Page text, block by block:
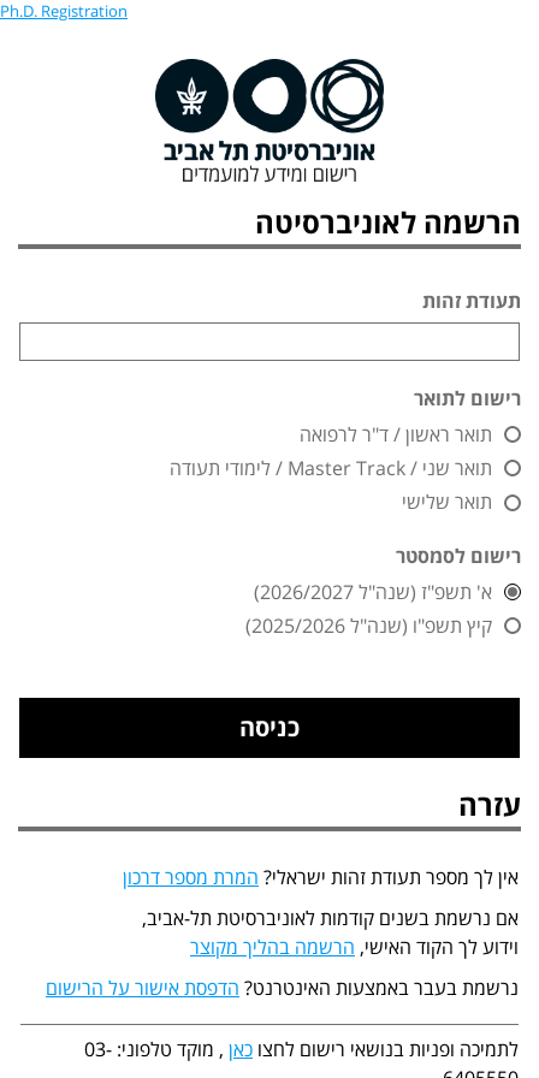
Ph.D. Registration
הרשמה לאוניברסיטה
תעודת זהות
רישום לתואר
תואר ראשון / ד"ר לרפואה
תואר שני / Master Track / לימודי תעודה
תואר שלישי
רישום לסמסטר
א' תשפ"ז (שנה"ל 2026/2027)
קיץ תשפ"ו (שנה"ל 2025/2026)
עזרה
אין לך מספר תעודת זהות ישראלי? המרת מספר דרכון
אם נרשמת בשנים קודמות לאוניברסיטת תל-אביב,
וידוע לך הקוד האישי, הרשמה בהליך מקוצר
נרשמת בעבר באמצעות האינטרנט? הדפסת אישור על הרישום
לתמיכה ופניות בנושאי רישום לחצו כאן
, מוקד טלפוני: 03-